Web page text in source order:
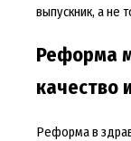
выпускник, а не
Реформа
качество
Реформа в